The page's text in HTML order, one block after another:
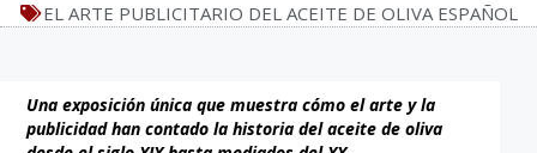
EL ARTE PUBLICITARIO DEL ACEITE DE OLIVA ESPAÑOL
Una exposición única que muestra cómo el arte y la
publicidad han contado la historia del aceite de oliva